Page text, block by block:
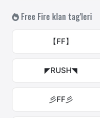
Free Fire klan tag'leri
【FF】
◤RUSH◥
彡FF彡